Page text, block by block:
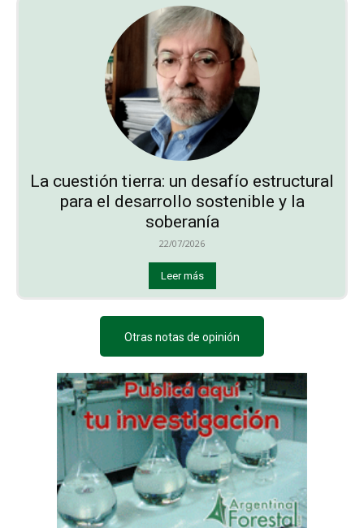
La cuestión tierra: un desafío estructural
para el desarrollo sostenible y la
soberanía
22/07/2026
Leer más
Otras notas de opinión